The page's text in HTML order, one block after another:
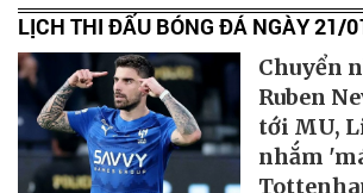
LỊCH THI ĐẤU BÓNG ĐÁ NGÀY 21/
Chuyển
Ruben
tới MU,
nhắm